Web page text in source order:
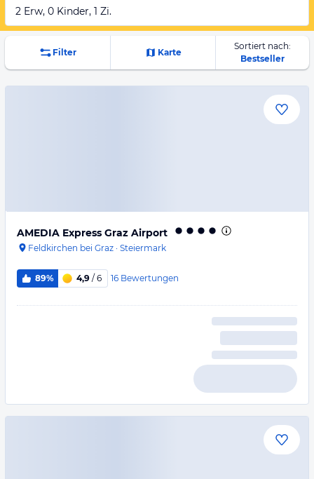
2 Erw, 0 Kinder, 1 Zi.
Filter Karte
Sortiert nach:
Bestseller
AMEDIA Express Graz Airport
Feldkirchen bei Graz · Steiermark
89% 4,9 / 6 16 Bewertungen